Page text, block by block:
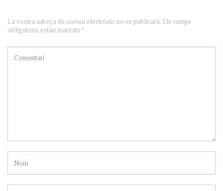
La vostra adreça de correu electrònic no es publicarà. Els camps
obligatoris estan marcats *